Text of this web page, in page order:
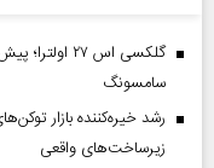
گلکسی اس ۲۷
سامسونگ
زیرساخت‌های واقعی